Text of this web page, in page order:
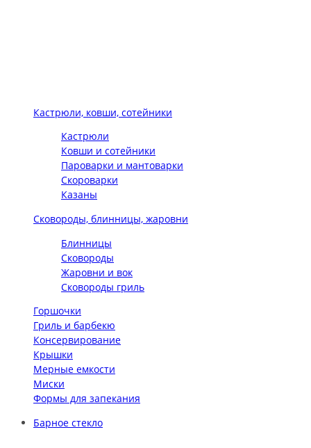
Кастрюли, ковши, сотейники
Кастрюли
Ковши и сотейники
Пароварки и мантоварки
Скороварки
Казаны
Сковороды, блинницы, жаровни
Блинницы
Сковороды
Жаровни и вок
Сковороды гриль
Горшочки
Гриль и барбекю
Консервирование
Крышки
Мерные емкости
Миски
Формы для запекания
Барное стекло